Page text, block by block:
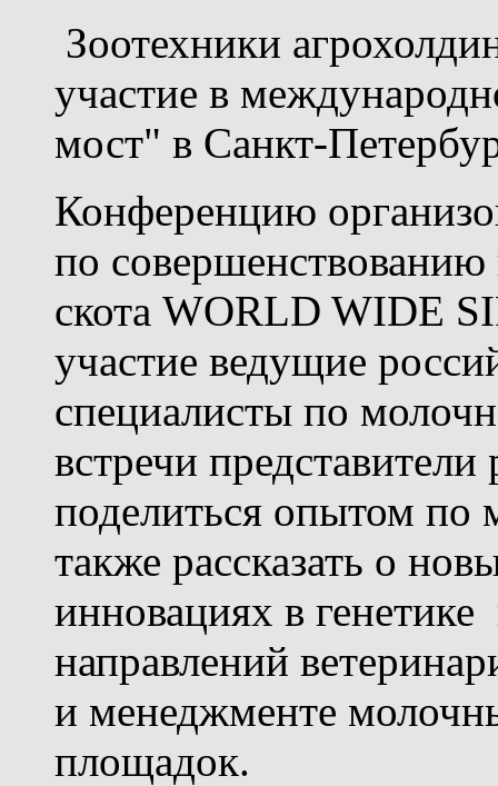
Зоотехники
участие в
мост" в Санкт-
Конференцию
по совершенствованию
скота WORLD WIDE
участие ведущие
специалисты по
встречи
поделиться опытом по
также рассказать о
инновациях в
направлений
и менеджменте
площадок.